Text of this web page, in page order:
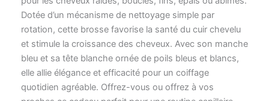
étoilée
Dotée d’un mécanisme de nettoyage simple par
rotation, cette brosse favorise la santé du cuir chevelu
et stimule la croissance des cheveux. Avec son manche
bleu et sa tête blanche ornée de poils bleus et blancs,
elle allie élégance et efficacité pour un coiffage
quotidien agréable. Offrez-vous ou offrez à vos